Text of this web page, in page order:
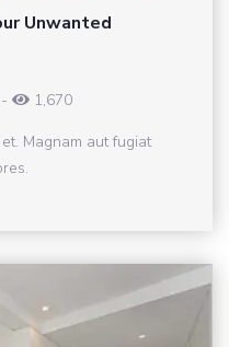
Unwanted
-
1,670
Magnam aut fugiat